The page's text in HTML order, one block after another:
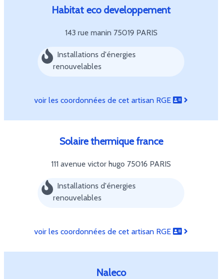
Habitat eco developpement
143 rue manin 75019 PARIS
Installations d'énergies
renouvelables
voir les coordonnées de cet artisan RGE
Solaire thermique france
111 avenue victor hugo 75016 PARIS
Installations d'énergies
renouvelables
voir les coordonnées de cet artisan RGE
Naleco